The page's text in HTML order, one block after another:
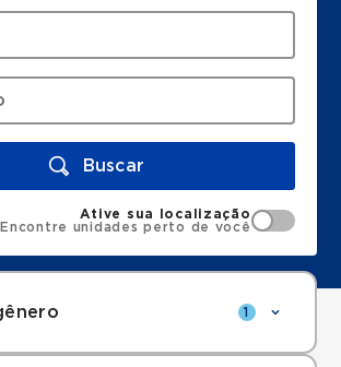
Buscar
Ative sua localização
Encontre unidades perto de você
1